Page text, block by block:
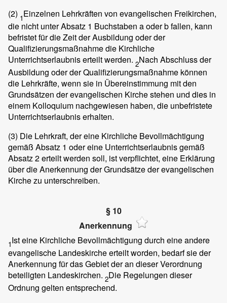
(2) 1Einzelnen Lehrkräften von evangelischen Freikirchen,
die nicht unter Absatz 1 Buchstaben a oder b fallen, kann
befristet für die Zeit der Ausbildung oder der
Qualifizierungsmaßnahme die Kirchliche
Unterrichtserlaubnis erteilt werden. 2Nach Abschluss der
Ausbildung oder der Qualifizierungsmaßnahme können
die Lehrkräfte, wenn sie in Übereinstimmung mit den
Grundsätzen der evangelischen Kirche stehen und dies in
einem Kolloquium nachgewiesen haben, die unbefristete
Unterrichtserlaubnis erhalten.
(3) Die Lehrkraft, der eine Kirchliche Bevollmächtigung
gemäß Absatz 1 oder eine Unterrichtserlaubnis gemäß
Absatz 2 erteilt werden soll, ist verpflichtet, eine Erklärung
über die Anerkennung der Grundsätze der evangelischen
Kirche zu unterschreiben.
§ 10
Anerkennung
1Ist eine Kirchliche Bevollmächtigung durch eine andere
evangelische Landeskirche erteilt worden, bedarf sie der
Anerkennung für das Gebiet der an dieser Verordnung
beteiligten Landeskirchen. 2Die Regelungen dieser
Ordnung gelten entsprechend.